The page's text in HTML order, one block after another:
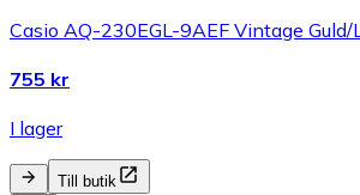
Casio AQ-230EGL-9AEF Vintage Guld/
755 kr
I lager
Till butik